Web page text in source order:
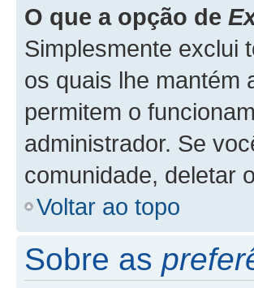
O que a opção de
Simplesmente exclui
os quais lhe mantém
permitem o
administrador. Se
comunidade, deletar
Voltar ao topo
Sobre as